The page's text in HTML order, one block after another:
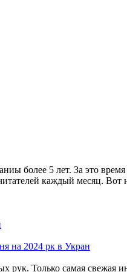
более 5 лет. За это
каждый месяц. Вот
на 2024 рк в Укран
рук. Только самая свежая